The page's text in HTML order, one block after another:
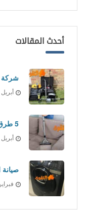
أحدث المقالات
شركة
أبريل 26, 2022
5 طرق مهمة لتنظيف السجاد والموكيت
أبريل 25, 2022
فبراير 7, 2020